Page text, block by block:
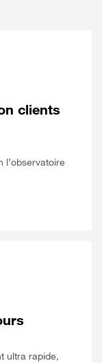
clients
l’observatoire
ultra rapide,